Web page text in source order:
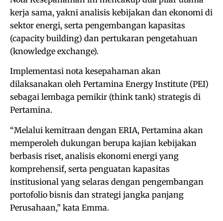
kerja sama, yakni analisis kebijakan dan ekonomi di
sektor energi, serta pengembangan kapasitas
(capacity building) dan pertukaran pengetahuan
(knowledge exchange).
Implementasi nota kesepahaman akan
dilaksanakan oleh Pertamina Energy Institute (PEI)
sebagai lembaga pemikir (think tank) strategis di
Pertamina.
“Melalui kemitraan dengan ERIA, Pertamina akan
memperoleh dukungan berupa kajian kebijakan
berbasis riset, analisis ekonomi energi yang
komprehensif, serta penguatan kapasitas
institusional yang selaras dengan pengembangan
portofolio bisnis dan strategi jangka panjang
Perusahaan,” kata Emma.